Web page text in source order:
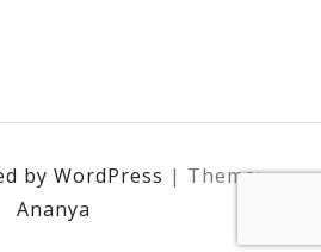
by WordPress | Theme:
Ananya